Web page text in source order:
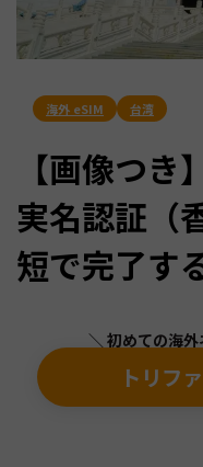
海外 eSIM 台湾
【画像つ
実名認証（
短で完了す
＼ 初めての海
トリフ